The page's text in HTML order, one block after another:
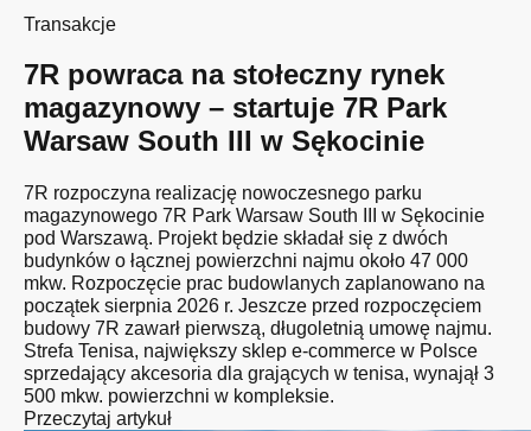
Transakcje
7R powraca na stołeczny rynek
magazynowy – startuje 7R Park
Warsaw South III w Sękocinie
7R rozpoczyna realizację nowoczesnego parku
magazynowego 7R Park Warsaw South III w Sękocinie
pod Warszawą. Projekt będzie składał się z dwóch
budynków o łącznej powierzchni najmu około 47 000
mkw. Rozpoczęcie prac budowlanych zaplanowano na
początek sierpnia 2026 r. Jeszcze przed rozpoczęciem
budowy 7R zawarł pierwszą, długoletnią umowę najmu.
Strefa Tenisa, największy sklep e-commerce w Polsce
sprzedający akcesoria dla grających w tenisa, wynajął 3
500 mkw. powierzchni w kompleksie.
Przeczytaj artykuł